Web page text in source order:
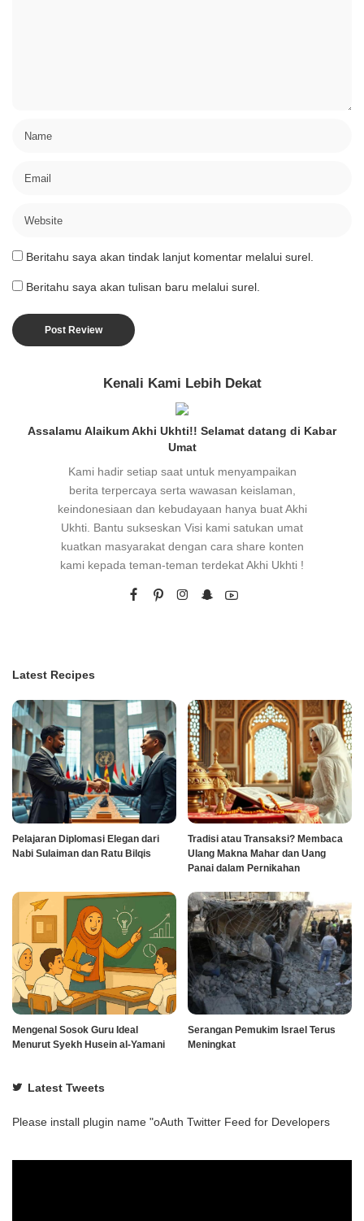
Beritahu saya akan tindak lanjut komentar melalui surel.
Beritahu saya akan tulisan baru melalui surel.
Kenali Kami Lebih Dekat
Assalamu Alaikum Akhi Ukhti!! Selamat datang di Kabar
Umat
Kami hadir setiap saat untuk menyampaikan
berita terpercaya serta wawasan keislaman,
keindonesiaan dan kebudayaan hanya buat Akhi
Ukhti. Bantu sukseskan Visi kami satukan umat
kuatkan masyarakat dengan cara share konten
kami kepada teman-teman terdekat Akhi Ukhti !
Latest Recipes
Pelajaran Diplomasi Elegan dari
Nabi Sulaiman dan Ratu Bilqis
Tradisi atau Transaksi? Membaca
Ulang Makna Mahar dan Uang
Panai dalam Pernikahan
Mengenal Sosok Guru Ideal
Menurut Syekh Husein al-Yamani
Serangan Pemukim Israel Terus
Meningkat
Latest Tweets
Please install plugin name "oAuth Twitter Feed for Developers